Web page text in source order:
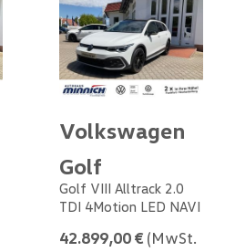
Volkswagen
Golf
Golf VIII Alltrack 2.0
TDI 4Motion LED NAVI
42.899,00 € (MwSt.